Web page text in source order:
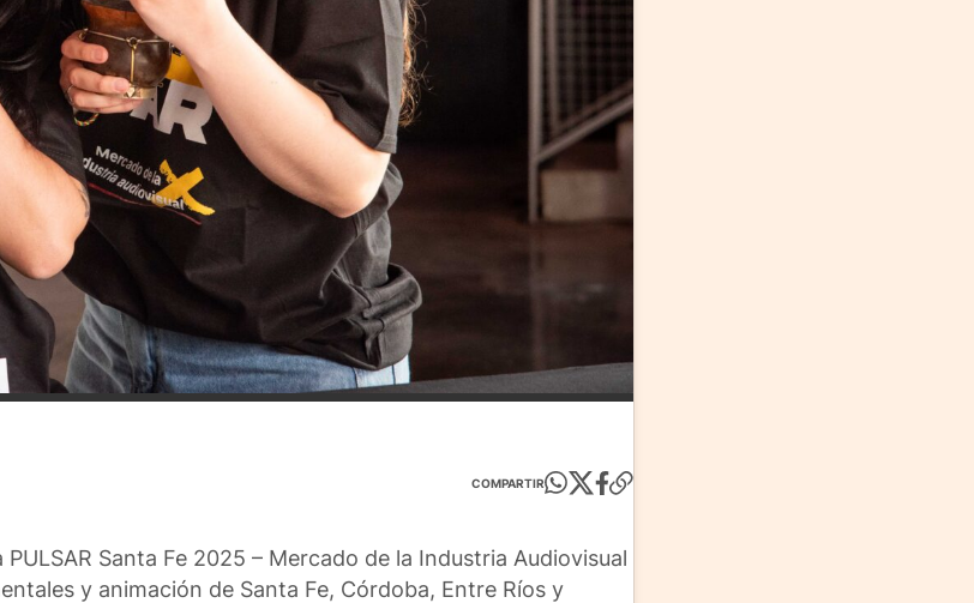
COMPARTIR
Santa Fe 2025 – Mercado de la Industria Audiovisual
y animación de Santa Fe, Córdoba, Entre Ríos y